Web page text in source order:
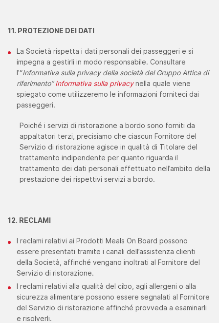
11. PROTEZIONE DEI DATI
La Società rispetta i dati personali dei passeggeri e si
impegna a gestirli in modo responsabile. Consultare
l’“Informativa sulla privacy della società del Gruppo Attica di
riferimento” Informativa sulla privacynella quale viene
spiegato come utilizzeremo le informazioni forniteci dai
passeggeri.
Poiché i servizi di ristorazione a bordo sono forniti da
appaltatori terzi, precisiamo che ciascun Fornitore del
Servizio di ristorazione agisce in qualità di Titolare del
trattamento indipendente per quanto riguarda il
trattamento dei dati personali effettuato nell’ambito della
prestazione dei rispettivi servizi a bordo.
12. RECLAMI
I reclami relativi ai Prodotti Meals On Board possono
essere presentati tramite i canali dell’assistenza clienti
della Società, affinché vengano inoltrati al Fornitore del
Servizio di ristorazione.
I reclami relativi alla qualità del cibo, agli allergeni o alla
sicurezza alimentare possono essere segnalati al Fornitore
del Servizio di ristorazione affinché provveda a esaminarli
e risolverli.